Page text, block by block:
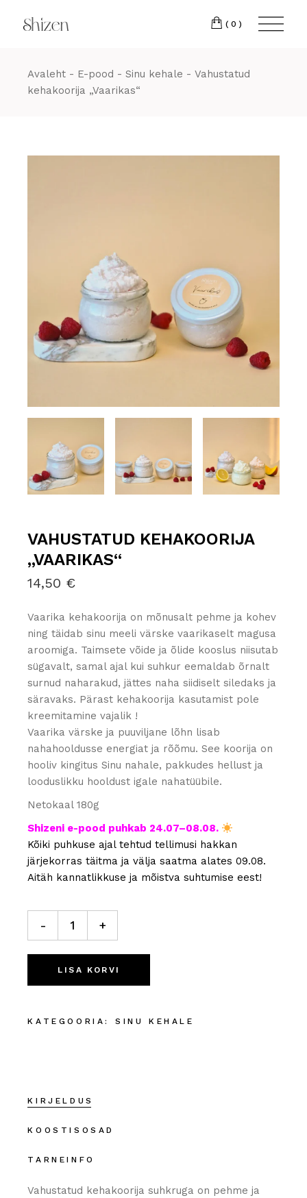
content
(0)
Avaleht E-pood Sinu kehale
Vahustatud
kehakoorija „Vaarikas“
VAHUSTATUD KEHAKOORIJA
„VAARIKAS“
14,50 €
Vaarika kehakoorija on mõnusalt pehme ja kohev
ning täidab sinu meeli värske vaarikaselt magusa
aroomiga. Taimsete võide ja õlide kooslus niisutab
sügavalt, samal ajal kui suhkur eemaldab õrnalt
surnud naharakud, jättes naha siidiselt siledaks ja
säravaks. Pärast kehakoorija kasutamist pole
kreemitamine vajalik !
Vaarika värske ja puuviljane lõhn lisab
nahahooldusse energiat ja rõõmu. See koorija on
hooliv kingitus Sinu nahale, pakkudes hellust ja
looduslikku hooldust igale nahatüübile.
Netokaal 180g
Shizeni e-pood puhkab 24.07–08.08.
Kõiki puhkuse ajal tehtud tellimusi hakkan
järjekorras täitma ja välja saatma alates 09.08.
Aitäh kannatlikkuse ja mõistva suhtumise eest!
Vahustatud kehakoorija „Vaarikas“ quantity
- +
LISA KORVI
KATEGOORIA: SINU KEHALE
KIRJELDUS
KOOSTISOSAD
TARNEINFO
Vahustatud kehakoorija suhkruga on pehme ja